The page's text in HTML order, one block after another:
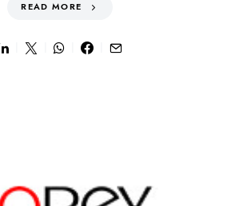
READ MORE